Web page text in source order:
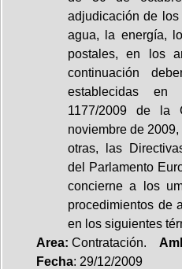
adjudicación de los
agua, la energía,
postales, en los
continuación
establecidas
1177/2009 de la
noviembre de
otras, las
del Parlamento
concierne a los
procedimientos de
en los siguientes
Area: Contratación.
Fecha: 29/12/2009